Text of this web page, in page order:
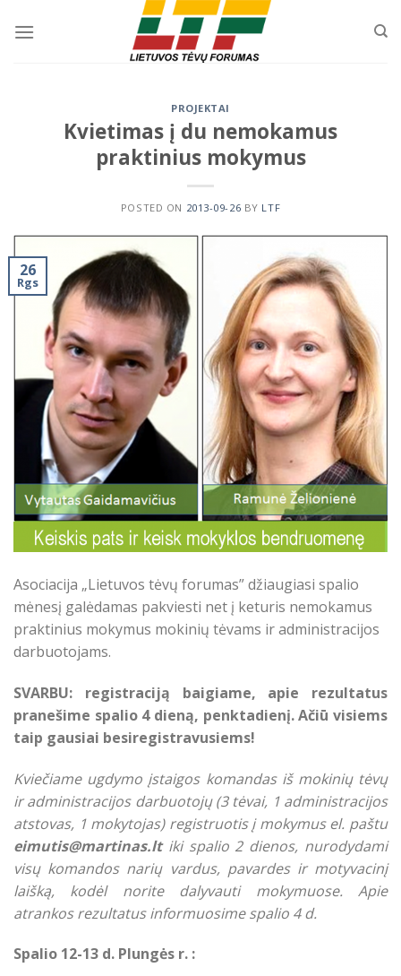
PROJEKTAI
Kvietimas į du nemokamus
praktinius mokymus
POSTED ON 2013-09-26 BY LTF
26
Rgs
Asociacija „Lietuvos tėvų forumas” džiaugiasi spalio
mėnesį galėdamas pakviesti net į keturis nemokamus
praktinius mokymus mokinių tėvams ir administracijos
darbuotojams.
SVARBU: registraciją baigiame, apie rezultatus
pranešime spalio 4 dieną, penktadienį. Ačiū visiems
taip gausiai besiregistravusiems!
Kviečiame ugdymo įstaigos komandas iš mokinių tėvų
ir administracijos darbuotojų (3 tėvai, 1 administracijos
atstovas, 1 mokytojas) registruotis į mokymus el. paštu
eimutis@martinas.ltiki spalio 2 dienos, nurodydami
visų komandos narių vardus, pavardes ir motyvacinį
laišką, kodėl norite dalyvauti mokymuose. Apie
atrankos rezultatus informuosime spalio 4 d.
Spalio 12-13 d. Plungės r. :